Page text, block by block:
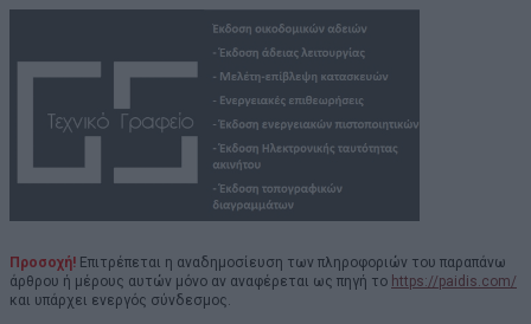
Προσοχή! Επιτρέπεται η αναδημοσίευση των πληροφοριών του παραπάνω
άρθρου ή μέρους αυτών μόνο αν αναφέρεται ως πηγή το https://paidis.com/
και υπάρχει ενεργός σύνδεσμος.